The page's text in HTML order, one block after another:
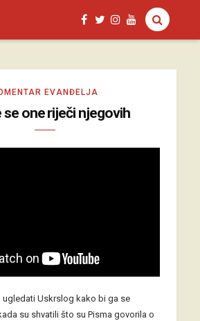
EVANĐELJA
se one riječi njegovih
Uskrslog kako bi ga se
su shvatili što su Pisma govorila o